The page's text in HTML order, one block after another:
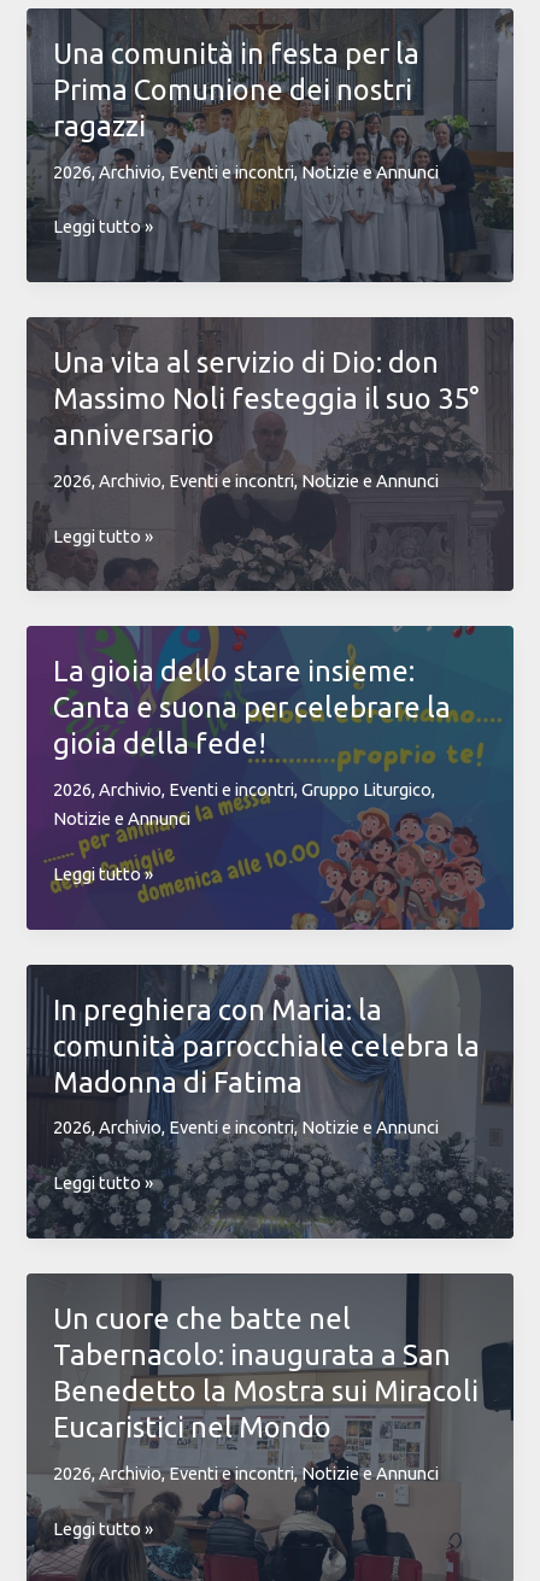
Benedetto
2026:
Celebriamo
insieme
la
nostra
comunità!
Una comunità in festa per la
Prima Comunione dei nostri
ragazzi
2026,Archivio, Eventi e incontri,Notizie e Annunci
Una
comunità
in
per
la
Prima
Comunione
nostri
Leggi tutto »
Una vita al servizio di Dio: don
Massimo Noli festeggia il suo 35°
anniversario
2026,Archivio, Eventi e incontri,Notizie e Annunci
Una
al
servizio
Dio:
don
Massimo
Noli
festeggia
il
suo
35°
Leggi tutto »
La gioia dello stare insieme:
Canta e suona per celebrare la
gioia della fede!
2026,Archivio, Eventi e incontri,Gruppo Liturgico,
Notizie e Annunci
La
dello
Canta
e
suona
celebrare
la
gioia
della
Leggi tutto »
In preghiera con Maria: la
comunità parrocchiale celebra la
Madonna di Fatima
2026,Archivio, Eventi e incontri,Notizie e Annunci
In
preghiera
con
comunità
parrocchiale
celebra
la
Madonna
di
Fatima
Leggi tutto »
Un cuore che batte nel
Tabernacolo: inaugurata a San
Benedetto la Mostra sui Miracoli
Eucaristici nel Mondo
2026,Archivio,Eventi e incontri,Notizie e Annunci
Un
cuore
Leggi tutto »